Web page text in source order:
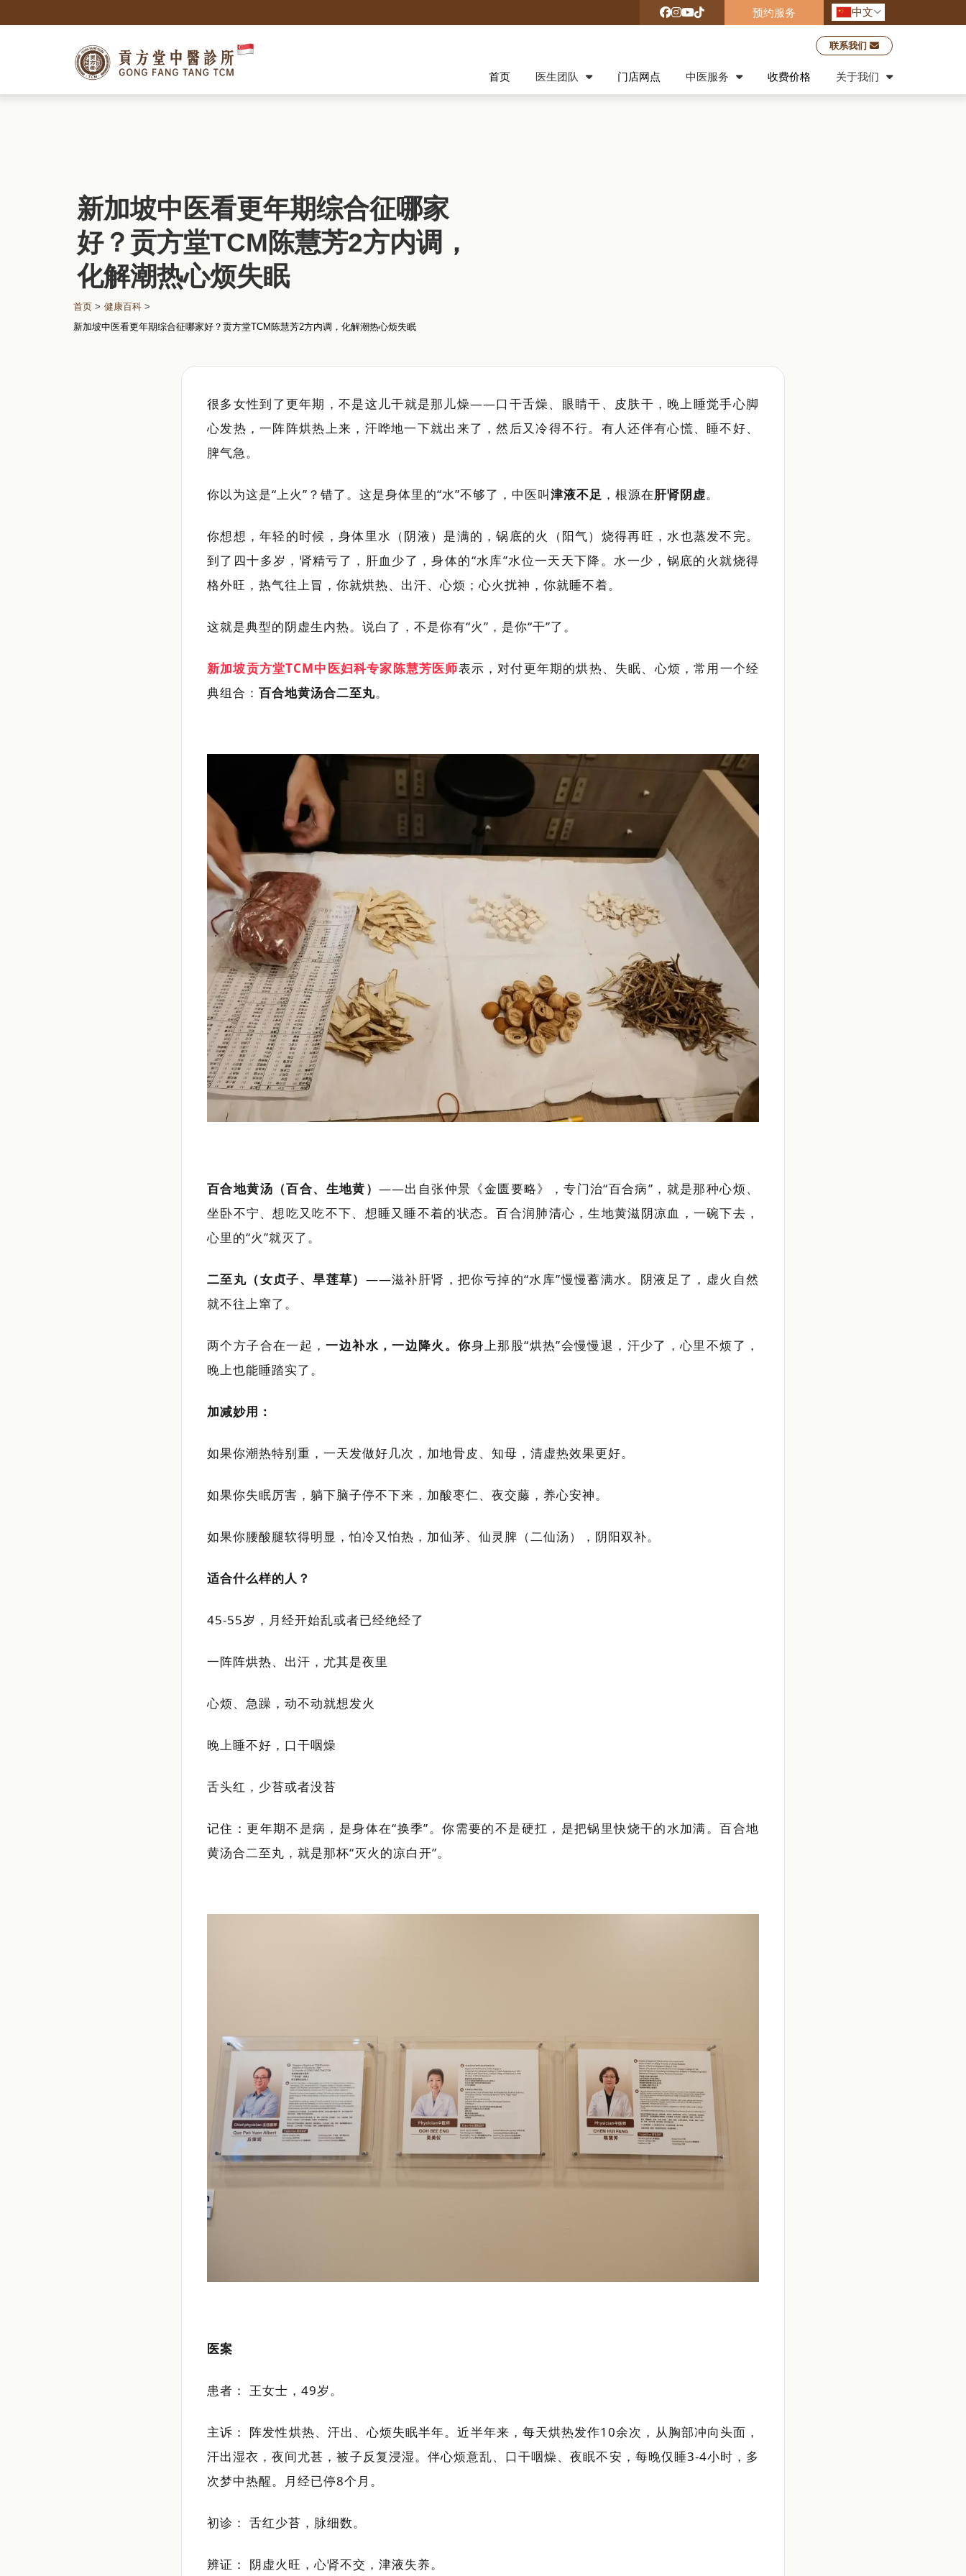
预约服务 中文
联系我们
首页 医生团队 门店网点 中医服务 收费价格 关于我们
新加坡中医看更年期综合征哪家
好？贡方堂TCM陈慧芳2方内调，
化解潮热心烦失眠
首页 > 健康百科 >
新加坡中医看更年期综合征哪家好？贡方堂TCM陈慧芳2方内调，化解潮热心烦失眠
很多女性到了更年期，不是这儿干就是那儿燥——口干舌燥、眼睛干、皮肤干，晚上睡觉手心脚
心发热，一阵阵烘热上来，汗哗地一下就出来了，然后又冷得不行。有人还伴有心慌、睡不好、
脾气急。
你以为这是“上火”？错了。这是身体里的“水”不够了，中医叫津液不足 ，根源在肝肾阴虚。
你想想，年轻的时候，身体里水（阴液）是满的，锅底的火（阳气）烧得再旺，水也蒸发不完。
到了四十多岁，肾精亏了，肝血少了，身体的“水库”水位一天天下降。水一少，锅底的火就烧得
格外旺，热气往上冒，你就烘热、出汗、心烦；心火扰神，你就睡不着。
这就是典型的阴虚生内热。说白了，不是你有“火”，是你“干”了。
新加坡贡方堂TCM中医妇科专家陈慧芳医师表示，对付更年期的烘热、失眠、心烦，常用一个经
典组合： 百合地黄汤合二至丸。
百合地黄汤（百合、生地黄）——出自张仲景《金匮要略》，专门治“百合病”，就是那种心烦、
坐卧不宁、想吃又吃不下、想睡又睡不着的状态。百合润肺清心，生地黄滋阴凉血，一碗下去，
心里的“火”就灭了。
二至丸（女贞子、旱莲草） ——滋补肝肾，把你亏掉的“水库”慢慢蓄满水。阴液足了，虚火自然
就不往上窜了。
两个方子合在一起，一边补水，一边降火。你身上那股“烘热”会慢慢退，汗少了，心里不烦了，
晚上也能睡踏实了。
加减妙用：
如果你潮热特别重，一天发做好几次，加地骨皮、知母，清虚热效果更好。
如果你失眠厉害，躺下脑子停不下来，加酸枣仁、夜交藤，养心安神。
如果你腰酸腿软得明显，怕冷又怕热，加仙茅、仙灵脾（二仙汤），阴阳双补。
适合什么样的人？
45-55岁，月经开始乱或者已经绝经了
一阵阵烘热、出汗，尤其是夜里
心烦、急躁，动不动就想发火
晚上睡不好，口干咽燥
舌头红，少苔或者没苔
记住：更年期不是病，是身体在“换季”。你需要的不是硬扛，是把锅里快烧干的水加满。百合地
黄汤合二至丸，就是那杯“灭火的凉白开”。
医案
患者： 王女士，49岁。
主诉： 阵发性烘热、汗出、心烦失眠半年。近半年来，每天烘热发作10余次，从胸部冲向头面，
汗出湿衣，夜间尤甚，被子反复浸湿。伴心烦意乱、口干咽燥、夜眠不安，每晚仅睡3-4小时，多
次梦中热醒。月经已停8个月。
初诊： 舌红少苔，脉细数。
辨证： 阴虚火旺，心肾不交，津液失养。